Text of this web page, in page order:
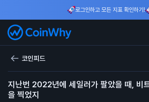
로그인하고 모든 지표 확인하기!
코인피드
지난번 2022년에 세일러가 팔았을 때, 비
을 찍었지